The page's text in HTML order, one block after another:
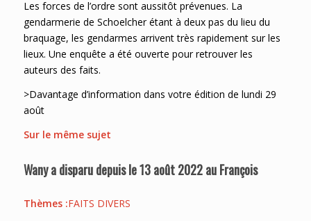
Les forces de l’ordre sont aussitôt prévenues. La
gendarmerie de Schoelcher étant à deux pas du lieu du
braquage, les gendarmes arrivent très rapidement sur les
lieux. Une enquête a été ouverte pour retrouver les
auteurs des faits.
>Davantage d’information dans votre édition de lundi 29
août
Sur le même sujet
Wany a disparu depuis le 13 août 2022 au François
Thèmes :FAITS DIVERS